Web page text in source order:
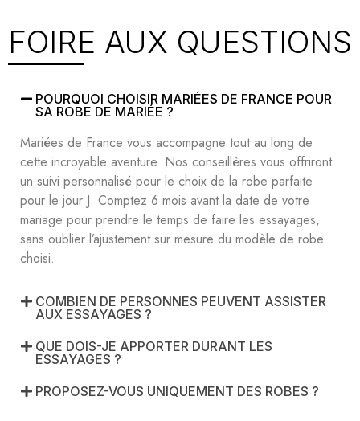
FOIRE AUX QUESTIONS
POURQUOI CHOISIR MARIÉES DE FRANCE POUR
SA ROBE DE MARIÉE ?
Mariées de France vous accompagne tout au long de
cette incroyable aventure. Nos conseillères vous offriront
un suivi personnalisé pour le choix de la robe parfaite
pour le jour J. Comptez 6 mois avant la date de votre
mariage pour prendre le temps de faire les essayages,
sans oublier l’ajustement sur mesure du modèle de robe
choisi.
COMBIEN DE PERSONNES PEUVENT ASSISTER
AUX ESSAYAGES ?
QUE DOIS-JE APPORTER DURANT LES
ESSAYAGES ?
PROPOSEZ-VOUS UNIQUEMENT DES ROBES ?